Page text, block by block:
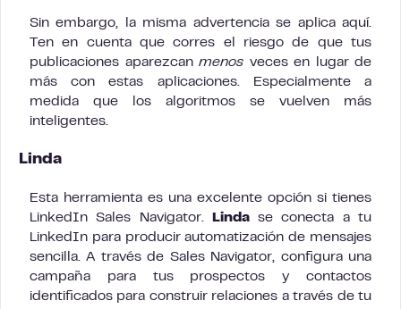
Sin embargo, la misma advertencia se aplica aquí.
Ten en cuenta que corres el riesgo de que tus
publicaciones aparezcan menos veces en lugar de
más con estas aplicaciones. Especialmente a
medida que los algoritmos se vuelven más
inteligentes.
Linda
Esta herramienta es una excelente opción si tienes
LinkedIn Sales Navigator.
Lindase conecta a tu
LinkedIn para producir automatización de mensajes
sencilla. A través de Sales Navigator, configura una
campaña para tus prospectos y contactos
identificados para construir relaciones a través de tu